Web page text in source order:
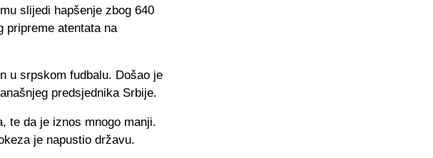
slijedi hapšenje zbog 640
pripreme atentata na
u srpskom fudbalu. Došao je
predsjednika Srbije.
te da je iznos mnogo manji.
je napustio državu.